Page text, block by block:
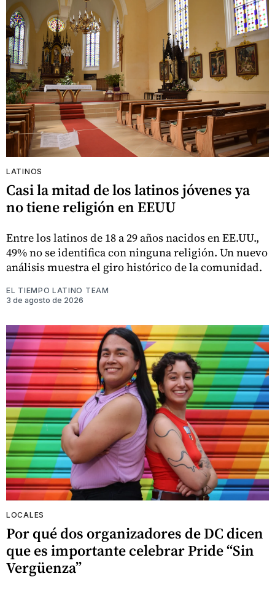
LATINOS
Casi la mitad de los latinos jóvenes ya
no tiene religión en EEUU
Entre los latinos de 18 a 29 años nacidos en EE.UU.,
49% no se identifica con ninguna religión. Un nuevo
análisis muestra el giro histórico de la comunidad.
EL TIEMPO LATINO TEAM
3 de agosto de 2026
LOCALES
Por qué dos organizadores de DC dicen
que es importante celebrar Pride “Sin
Vergüenza”